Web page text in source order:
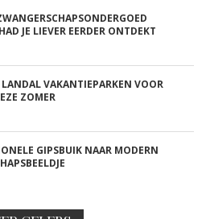
JE LIEVER EERDER ONTDEKT
LANDAL VAKANTIEPARKEN VOOR
ZOMER
GIPSBUIK NAAR MODERN